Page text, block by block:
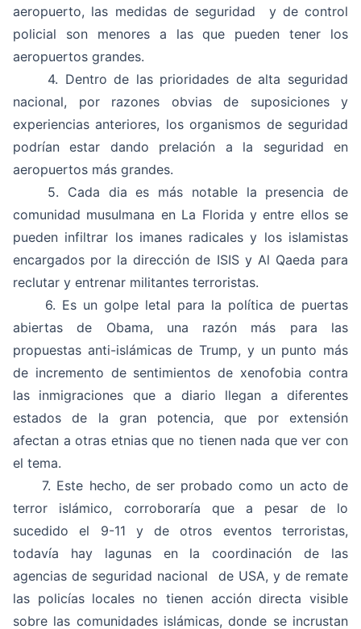
aeropuerto, las medidas de seguridad y de control
policial son menores a las que pueden tener los
aeropuertos grandes.
4. Dentro de las prioridades de alta seguridad
nacional, por razones obvias de suposiciones y
experiencias anteriores, los organismos de seguridad
podrían estar dando prelación a la seguridad en
aeropuertos más grandes.
5. Cada dia es más notable la presencia de
comunidad musulmana en La Florida y entre ellos se
pueden infiltrar los imanes radicales y los islamistas
encargados por la dirección de ISIS y Al Qaeda para
reclutar y entrenar militantes terroristas.
6. Es un golpe letal para la política de puertas
abiertas de Obama, una razón más para las
propuestas anti-islámicas de Trump, y un punto más
de incremento de sentimientos de xenofobia contra
las inmigraciones que a diario llegan a diferentes
estados de la gran potencia, que por extensión
afectan a otras etnias que no tienen nada que ver con
el tema.
7. Este hecho, de ser probado como un acto de
terror islámico, corroboraría que a pesar de lo
sucedido el 9-11 y de otros eventos terroristas,
todavía hay lagunas en la coordinación de las
agencias de seguridad nacional de USA, y de remate
las policías locales no tienen acción directa visible
sobre las comunidades islámicas, donde se incrustan